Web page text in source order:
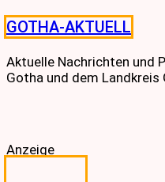
Skip
to
content
GOTHA-AKTUELL
Aktuelle Nachrichten und
Gotha und dem Landkreis
Anzeige